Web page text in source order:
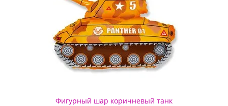
Фигурный шар коричневый танк